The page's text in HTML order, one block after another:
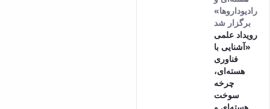
رادیوداروها»
برگزار شد
رویداد علمی
«آشنایی با
فناوری
هسته‌ای،
چرخه
سوخت
هسته‌ای و